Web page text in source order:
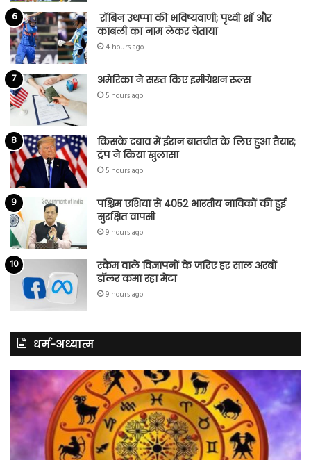
रॉबिन उथप्पा की भविष्यवाणी; पृथ्वी शॉ और
कांबली का नाम लेकर चेताया
4 hours ago
अमेरिका ने सख्त किए इमीग्रेशन रूल्स
5 hours ago
किसके दबाव में ईरान बातचीत के लिए हुआ तैयार;
ट्रंप ने किया खुलासा
5 hours ago
पश्चिम एशिया से 4052 भारतीय नाविकों की हुई
सुरक्षित वापसी
9 hours ago
स्कैम वाले विज्ञापनों के जरिए हर साल अरबों
डॉलर कमा रहा मेटा
9 hours ago
धर्म-अध्यात्म